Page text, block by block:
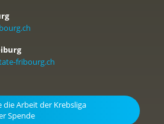
fribourg.ch
die Arbeit der Krebsliga
Spende